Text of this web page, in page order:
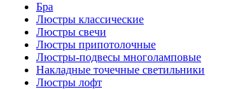
Бра
Люстры классические
Люстры свечи
Люстры припотолочные
Люстры-подвесы многоламповые
Накладные точечные светильники
Люстры лофт